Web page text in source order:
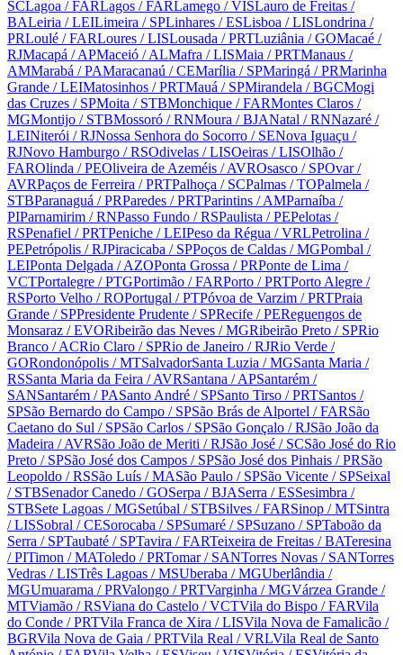
SCLagoa / FARLagos / FARLamego / VISLauro de Freitas /
BALeiria / LEILimeira / SPLinhares / ESLisboa / LISLondrina /
PRLoulé / FARLoures / LISLousada / PRTLuziânia / GOMacaé /
RJMacapá / APMaceió / ALMafra / LISMaia / PRTManaus /
AMMarabá / PAMaracanaú / CEMarília / SPMaringá / PRMarinha
Grande / LEIMatosinhos / PRTMauá / SPMirandela / BGCMogi
das Cruzes / SPMoita / STBMonchique / FARMontes Claros /
MGMontijo / STBMossoró / RNMoura / BJANatal / RNNazaré /
LEINiterói / RJNossa Senhora do Socorro / SENova Iguaçu /
RJNovo Hamburgo / RSOdivelas / LISOeiras / LISOlhão /
FAROlinda / PEOliveira de Azeméis / AVROsasco / SPOvar/
AVRPaços de Ferreira / PRTPalhoça / SCPalmas / TOPalmela /
STBParanaguá / PRParedes / PRTParintins / AMParnaíba /
PIParnamirim / RNPasso Fundo / RSPaulista / PEPelotas /
RSPenafiel / PRTPeniche / LEIPeso da Régua / VRLPetrolina /
PEPetrópolis / RJPiracicaba / SPPoços de Caldas / MGPombal /
LEIPonta Delgada / AZOPonta Grossa / PRPonte de Lima /
VCTPortalegre / PTGPortimão / FARPorto / PRTPorto Alegre /
RSPorto Velho / ROPortugal / PTPóvoa de Varzim / PRTPraia
Grande / SPPresidente Prudente / SPRecife / PEReguengos de
Monsaraz / EVORibeirão das Neves / MGRibeirão Preto / SPRio
Branco / ACRio Claro / SPRio de Janeiro / RJRio Verde /
GORondonópolis / MTSalvadorSanta Luzia / MGSanta Maria /
RSSanta Maria da Feira / AVRSantana / APSantarém /
SANSantarém / PASanto André / SPSanto Tirso / PRTSantos /
SPSão Bernardo do Campo / SPSão Brás de Alportel / FARSão
Caetano do Sul / SPSão Carlos / SPSão Gonçalo / RJSão João da
Madeira / AVRSão João de Meriti / RJSão José / SCSão José do Rio
Preto / SPSão José dos Campos / SPSão José dos Pinhais / PRSão
Leopoldo / RSSão Luís / MASão Paulo / SPSão Vicente / SPSeixal
/ STBSenador Canedo / GOSerpa / BJASerra / ESSesimbra /
STBSete Lagoas / MGSetúbal / STBSilves / FARSinop / MTSintra
/ LISSobral / CESorocaba / SPSumaré / SPSuzano / SPTaboão da
Serra / SPTaubaté / SPTavira / FARTeixeira de Freitas / BATeresina
/ PITimon / MAToledo / PRTomar/ SANTorres Novas / SANTorres
Vedras / LISTrês Lagoas / MSUberaba / MGUberlândia /
MGUmuarama / PRValongo / PRTVarginha / MGVárzea Grande /
MTViamão / RSViana do Castelo / VCTVila do Bispo / FARVila
do Conde / PRTVila Franca de Xira / LISVila Nova de Famalicão /
BGRVila Nova de Gaia / PRTVila Real / VRLVila Real de Santo